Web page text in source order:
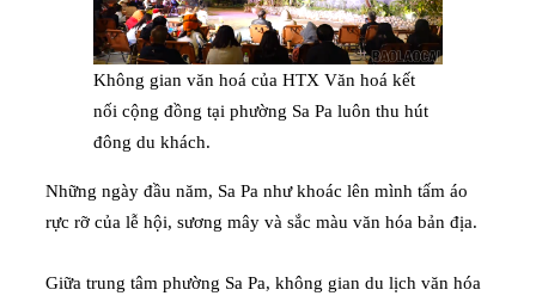
Không gian văn hoá của HTX Văn hoá kết
nối cộng đồng tại phường Sa Pa luôn thu hút
đông du khách.
Những ngày đầu năm, Sa Pa như khoác lên mình tấm áo
rực rỡ của lễ hội, sương mây và sắc màu văn hóa bản địa.
Giữa trung tâm phường Sa Pa, không gian du lịch văn hóa